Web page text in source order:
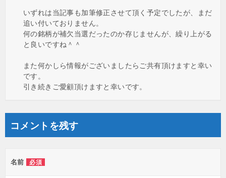
いずれは当記事も加筆修正させて頂く予定でしたが、まだ
追い付いておりません。
何の銘柄が補欠当選だったのか存じませんが、繰り上がる
と良いですね＾＾
また何かしら情報がございましたらご共有頂けますと幸い
です。
引き続きご愛顧頂けますと幸いです。
コメントを残す
名前 必須